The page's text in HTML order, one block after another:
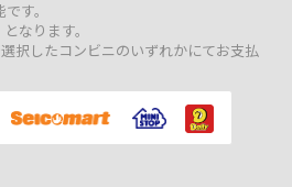
す。
なります。
択したコンビニのいずれかにてお支払